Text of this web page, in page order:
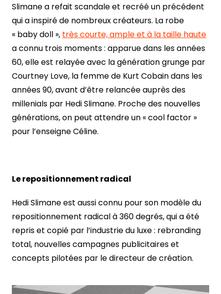
Slimane a refait scandale et recréé un précédent
qui a inspiré de nombreux créateurs. La robe
« baby doll », très courte, ample et à la taille haute
a connu trois moments : apparue dans les années
60, elle est relayée avec la génération grunge par
Courtney Love, la femme de Kurt Cobain dans les
années 90, avant d’être relancée auprès des
millenials par Hedi Slimane. Proche des nouvelles
générations, on peut attendre un « cool factor »
pour l’enseigne Céline.
Le repositionnement radical
Hedi Slimane est aussi connu pour son modèle du
repositionnement radical à 360 degrés, qui a été
repris et copié par l’industrie du luxe : rebranding
total, nouvelles campagnes publicitaires et
concepts pilotées par le directeur de création.